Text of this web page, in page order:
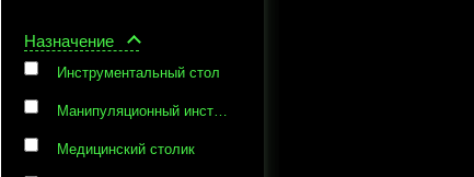
Назначение
Инструментальный стол
Манипуляционный инструментальный стол
Медицинский столик